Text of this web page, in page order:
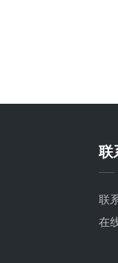
联
联
在